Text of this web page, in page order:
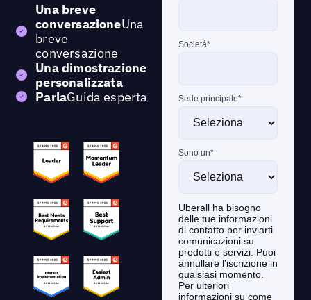
Una breve
conversazioneUna
breve
conversazione
Una dimostrazione
personalizzata
ParlaGuida esperta